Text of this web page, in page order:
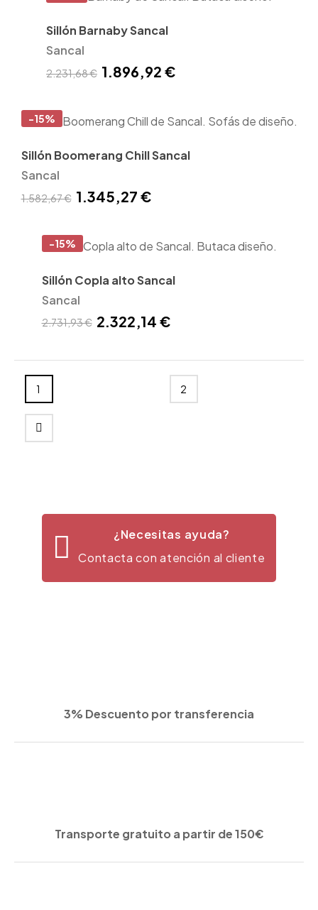
Sillón Barnaby Sancal
Sancal
2.231,68 € 1.896,92 €
-15%
Sillón Boomerang Chill Sancal
Sancal
1.582,67 € 1.345,27 €
-15%
Sillón Copla alto Sancal
Sancal
2.731,93 € 2.322,14 €
1 2
¿Necesitas ayuda?
Contacta con atención al cliente
3% Descuento por transferencia
Transporte gratuito a partir de 150€